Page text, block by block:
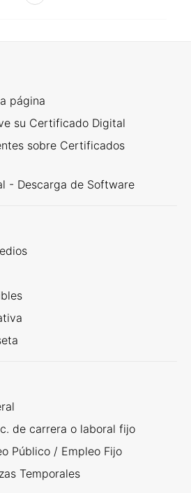
página
su Certificado Digital
sobre Certificados
- Descarga de Software
de carrera o laboral fijo
Público / Empleo Fijo
Temporales